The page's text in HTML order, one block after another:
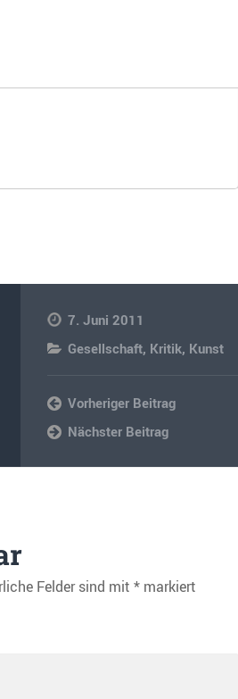
7. Juni 2011
Gesellschaft, Kritik, Kunst
Vorheriger Beitrag
Nächster Beitrag
Felder sind mit *markiert